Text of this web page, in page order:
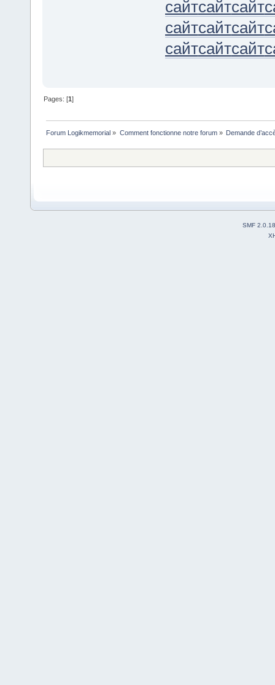
сайтсайтсайт
сайтсайтсайт
сайтсайтсайт
Pages: [1]
Forum Logikmemorial » Comment fonctionne notre forum» Demande
SMF 2.0.18